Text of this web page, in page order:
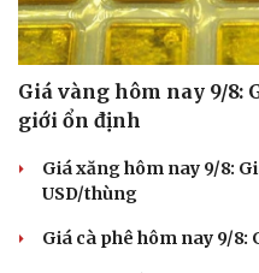
Giá vàng hôm nay 9/8:
giới ổn định
Giá xăng hôm nay 9/8:
USD/thùng
Giá cà phê hôm nay 9/